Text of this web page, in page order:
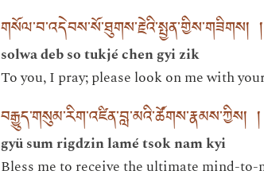
གསོལ་བ་འདེབས་སོ་ཐུགས་རྗེའི་སྤྱན་གྱིས་གཟིགས། །
solwa deb so tukjé chen gyi zik
To you, I pray; please look on me with
བརྒྱུད་གསུམ་རིག་འཛིན་བླ་མའི་ཚོགས་རྣམས་ཀྱིས། །
gyü sum rigdzin lamé tsok nam kyi
Bless me to receive the ultimate mind-